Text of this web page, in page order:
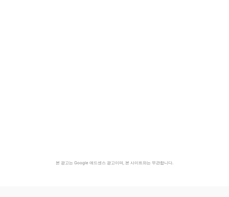
본 광고는 Google 애드센스 광고이며, 본 사이트와는 무관합니다.